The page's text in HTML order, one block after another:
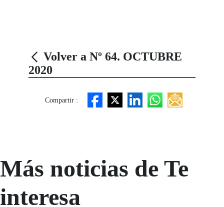
Volver a Nº 64. OCTUBRE
2020
Compartir :
Más noticias de Te
interesa